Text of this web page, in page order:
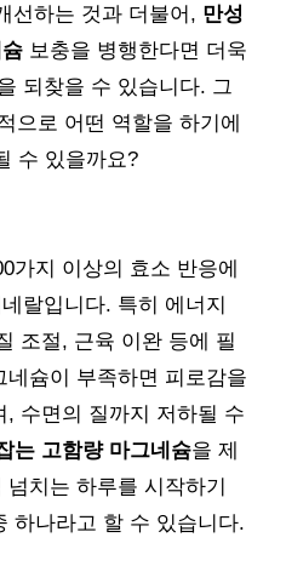
선하는 것과 더불어, 만성
보충을 병행한다면 더욱
되찾을 수 있습니다. 그
으로 어떤 역할을 하기에
수 있을까요?
가지 이상의 효소 반응에
랄입니다. 특히 에너지
조절, 근육 이완 등에 필
슘이 부족하면 피로감을
, 수면의 질까지 저하될 수
는 고함량 마그네슘을 제
치는 하루를 시작하기
하나라고 할 수 있습니다.